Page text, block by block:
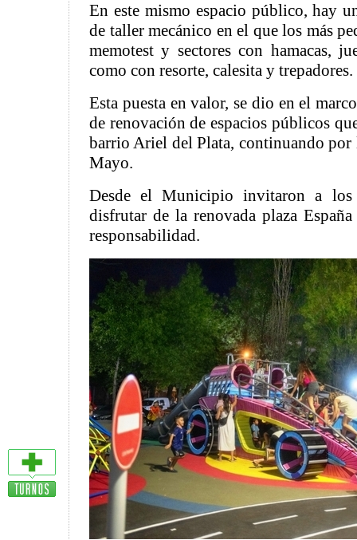
En este mismo espacio público, hay
de taller mecánico en el que los más
memotest y sectores con hamacas,
como con resorte, calesita y trepadores.
Esta puesta en valor, se dio en el
de renovación de espacios públicos
barrio Ariel del Plata, continuando por
Mayo.
Desde el Municipio invitaron a
disfrutar de la renovada plaza
responsabilidad.